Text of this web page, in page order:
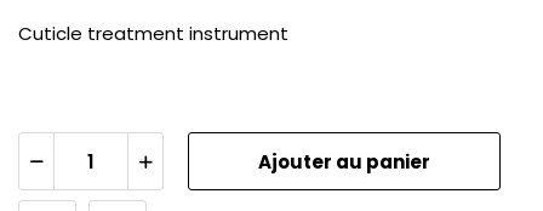
Cuticle treatment instrument
Ajouter au panier